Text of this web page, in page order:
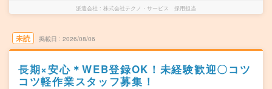
派遣会社 株式会社テクノ・サービス 採用担当
未読 掲載日 2026/08/06
長期×安心＊WEB登録OK！未経験歓迎〇コツ
コツ軽作業スタッフ募集！